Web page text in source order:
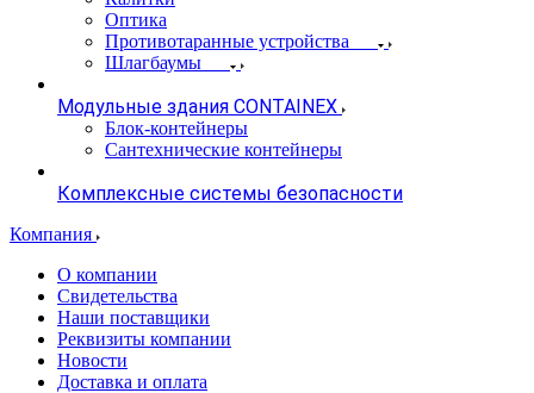
Оптика
Противотаранные устройства
Шлагбаумы
Модульные здания CONTAINEX
Блок-контейнеры
Сантехнические контейнеры
Комплексные системы безопасности
Компания
О компании
Свидетельства
Наши поставщики
Реквизиты компании
Новости
Доставка и оплата